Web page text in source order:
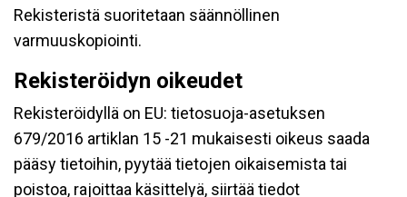
Rekisteristä suoritetaan säännöllinen
varmuuskopiointi.
Rekisteröidyn oikeudet
Rekisteröidyllä on EU: tietosuoja-asetuksen
679/2016 artiklan 15 -21 mukaisesti oikeus saada
pääsy tietoihin, pyytää tietojen oikaisemista tai
poistoa, rajoittaa käsittelyä, siirtää tiedot